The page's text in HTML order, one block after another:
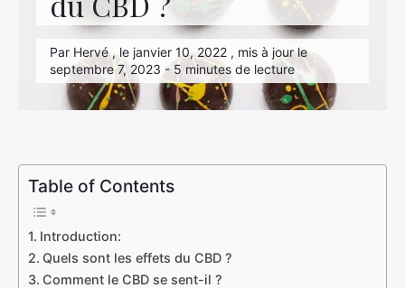
Par Hervé , le janvier 10, 2022 , mis à jour le
septembre 7, 2023 - 5 minutes de lecture
Table of Contents
Introduction:
Quels sont les effets du CBD ?
Comment le CBD se sent-il ?
Maison
Marketing
Transport